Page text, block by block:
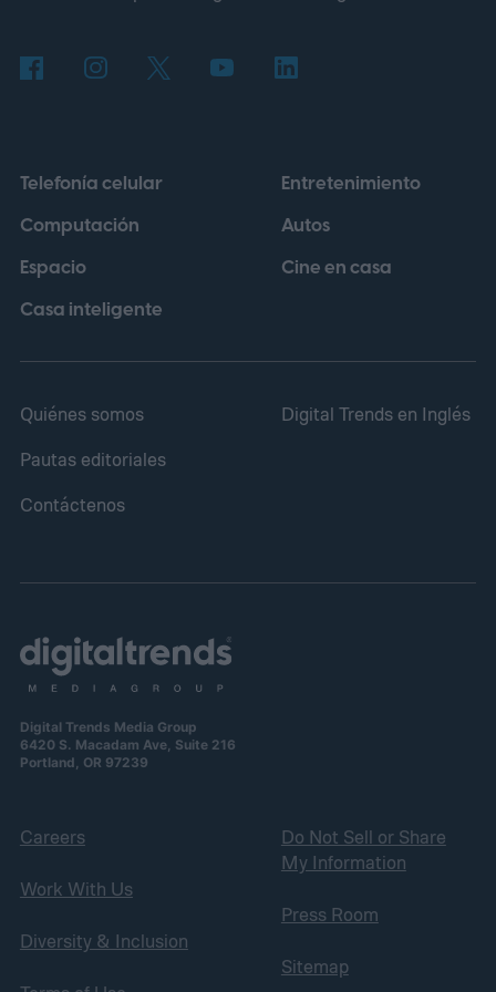
para ganar cientos de dólares. Nadie
idea tenía un brillo irresistible.
Telefonía celular
Computación
Espacio
Casa inteligente
Entretenimiento
Autos
Cine en casa
Quiénes somos
Pautas editoriales
Contáctenos
Digital Trends en Inglés
Digital Trends Media Group
6420 S. Macadam Ave, Suite 216
Portland, OR 97239
Careers
Work With Us
Diversity & Inclusion
Do Not Sell or Share
My Information
Press Room
Sitemap